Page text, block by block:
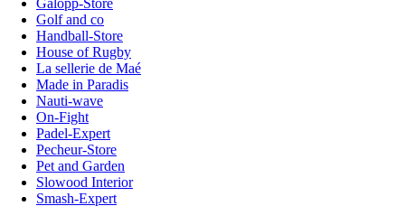
Galopp-Store
Golf and co
Handball-Store
House of Rugby
La sellerie de Maé
Made in Paradis
Nauti-wave
On-Fight
Padel-Expert
Pecheur-Store
Pet and Garden
Slowood Interior
Smash-Expert